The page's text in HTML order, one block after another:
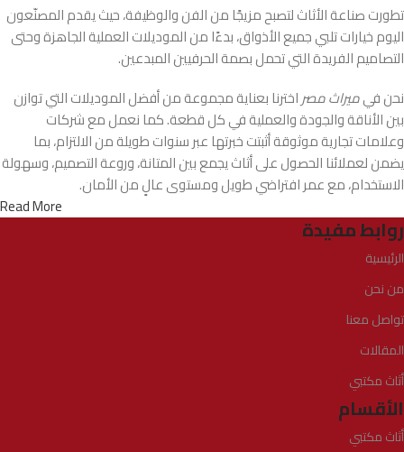
تطورت صناعة الأثاث لتصبح مزيجًا من الفن والوظيفة، حيث يقدم المصنّعون
اليوم خيارات تلبي جميع الأذواق، بدءًا من الموديلات العملية الجاهزة وحتى
التصاميم الفريدة التي تحمل بصمة الحرفيين المبدعين.
نحن فيميراث مصراخترنا بعناية مجموعة من أفضل الموديلات التي توازن
بين الأناقة والجودة والعملية في كل قطعة. كما نعمل مع شركات
وعلامات تجارية موثوقة أثبتت خبرتها عبر سنوات طويلة من الالتزام، بما
يضمن لعملائنا الحصول على أثاث يجمع بين المتانة، وروعة التصميم، وسهولة
الاستخدام، مع عمر افتراضي طويل ومستوى عالٍ من الأمان.
Read More
روابط مفيدة
الرئيسية
من نحن
تواصل معنا
المقالات
أثاث مكتبي
الأقسام
أثاث مكتبي